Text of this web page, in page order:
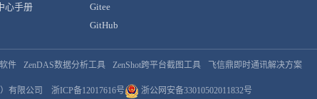
心手册
Gitee
GitHub
件 ZenDAS数据分析工具 ZenShot跨平台截图工具 飞信鼎即时通讯解决方案
有限公司 浙ICP备12017616号 浙公网安备33010502011832号